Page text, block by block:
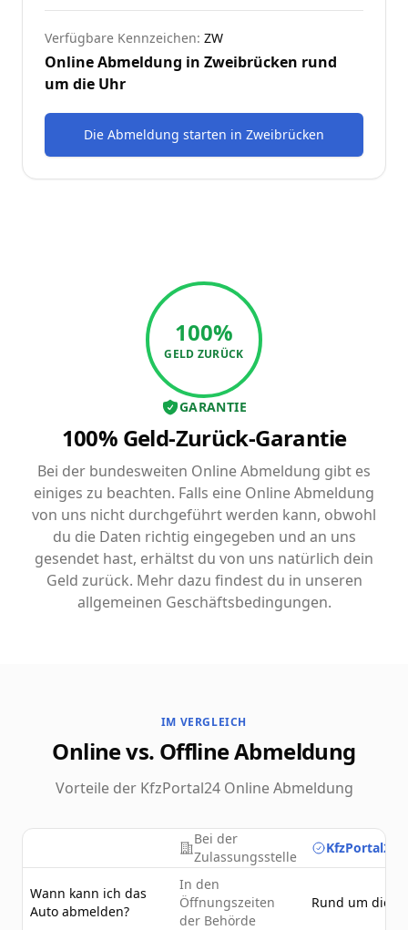
Verfügbare Kennzeichen: ZW
Online Abmeldung in Zweibrücken rund
um die Uhr
Die Abmeldung starten in Zweibrücken
100%
GELD ZURÜCK
GARANTIE
100% Geld-Zurück-Garantie
Bei der bundesweiten Online Abmeldung gibt es
einiges zu beachten. Falls eine Online Abmeldung
von uns nicht durchgeführt werden kann, obwohl
du die Daten richtig eingegeben und an uns
gesendet hast, erhältst du von uns natürlich dein
Geld zurück. Mehr dazu findest du in unseren
allgemeinen Geschäftsbedingungen.
IM VERGLEICH
Online vs. Offline Abmeldung
Vorteile der KfzPortal24 Online Abmeldung
Bei der
Zulassungsstelle
Wann kann ich das
Auto abmelden?
In den
Öffnungszeiten
der Behörde
Rund um die